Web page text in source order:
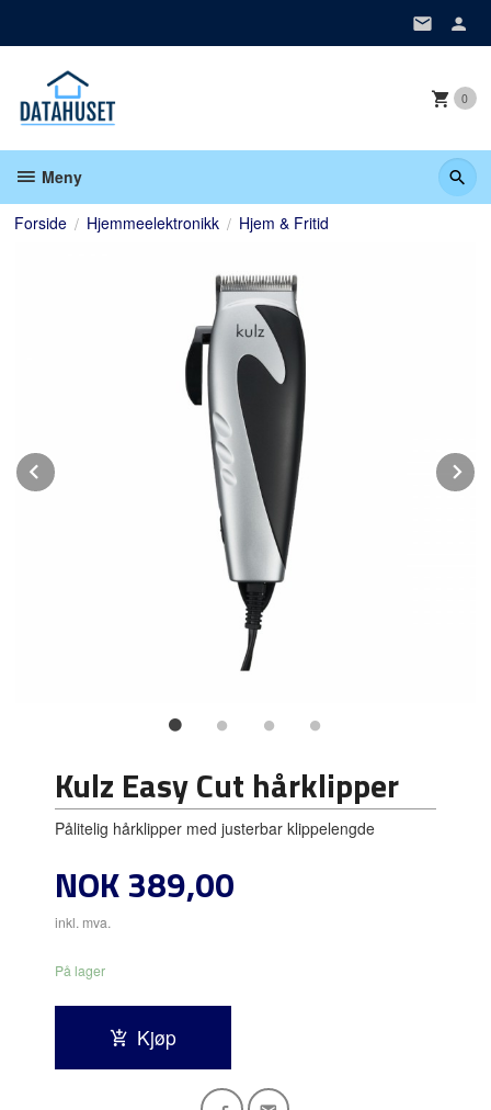
0
Meny
Forside Hjemmeelektronikk Hjem & Fritid
Prev
Kulz Easy Cut hårklipper
Pålitelig hårklipper med justerbar klippelengde
Pris
NOK389,00
inkl. mva.
På lager
Kjøp